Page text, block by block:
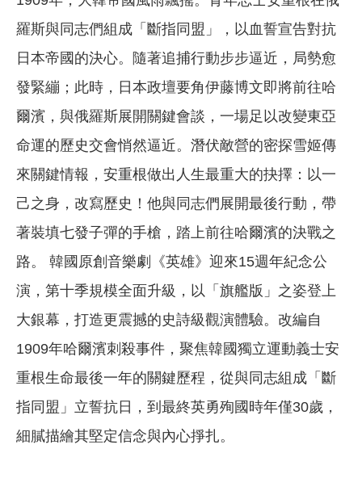
羅斯與同志們組成「斷指同盟」，以血誓宣告對抗
日本帝國的決心。隨著追捕行動步步逼近，局勢愈
發緊繃；此時，日本政壇要角伊藤博文即將前往哈
爾濱，與俄羅斯展開關鍵會談，一場足以改變東亞
命運的歷史交會悄然逼近。潛伏敵營的密探雪姬傳
來關鍵情報，安重根做出人生最重大的抉擇：以一
己之身，改寫歷史！他與同志們展開最後行動，帶
著裝填七發子彈的手槍，踏上前往哈爾濱的決戰之
路。 韓國原創音樂劇《英雄》迎來15週年紀念公
演，第十季規模全面升級，以「旗艦版」之姿登上
大銀幕，打造更震撼的史詩級觀演體驗。改編自
1909年哈爾濱刺殺事件，聚焦韓國獨立運動義士安
重根生命最後一年的關鍵歷程，從與同志組成「斷
指同盟」立誓抗日，到最終英勇殉國時年僅30歲，
細膩描繪其堅定信念與內心掙扎。